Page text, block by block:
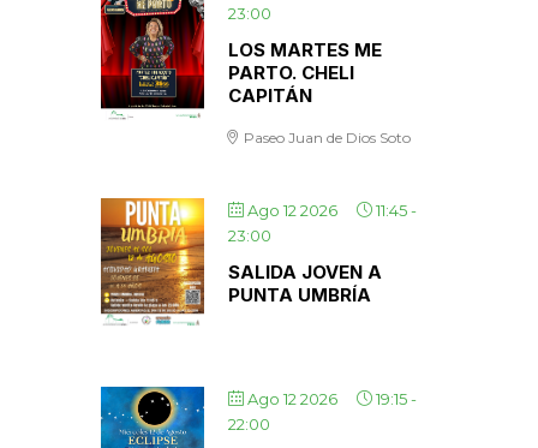
23:00
LOS MARTES ME
PARTO. CHELI
CAPITÁN
Paseo Juan de Dios Soto
Ago 12 2026 11:45-
23:00
SALIDA JOVEN A
PUNTA UMBRÍA
Ago 12 2026 19:15-
22:00